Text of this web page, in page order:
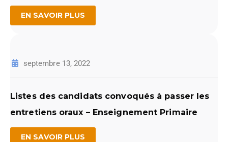
EN SAVOIR PLUS
septembre 13, 2022
Listes des candidats convoqués à passer les
entretiens oraux – Enseignement Primaire
EN SAVOIR PLUS